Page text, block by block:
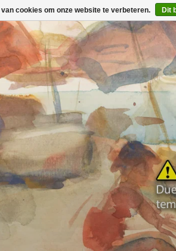
cookies om onze website te verbeteren. Dit